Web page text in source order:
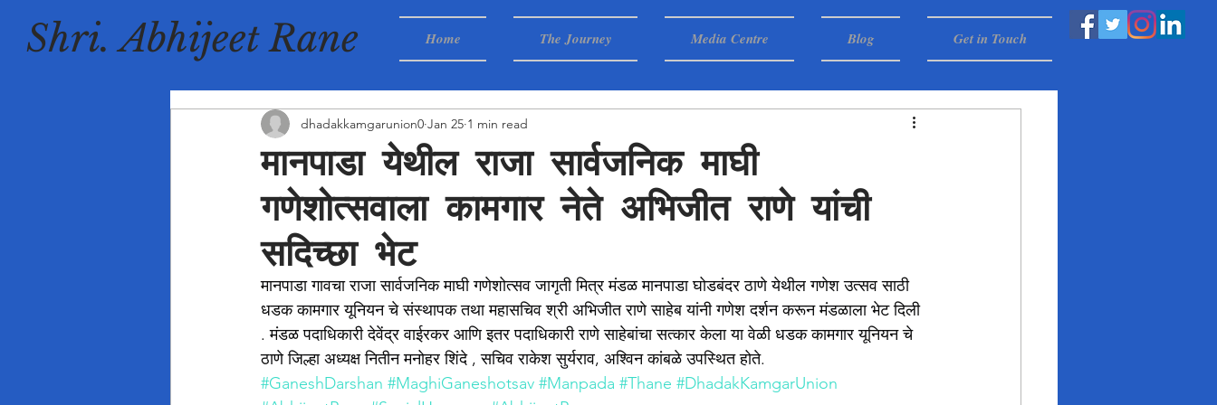
Shri. Abhijeet Rane Home The Journey Media Centre Blog Get in Touch
मानपाडा येथील राजा सार्वजनिक माघी
गणेशोत्सवाला कामगार नेते अभिजीत राणे यांची
सदिच्छा भेट
dhadakkamgarunion0 Jan 25 1 min read
मानपाडा गावचा राजा सार्वजनिक माघी गणेशोत्सव जागृती मित्र मंडळ मानपाडा घोडबंदर ठाणे येथील गणेश उत्सव साठी
धडक कामगार यूनियन चे संस्थापक तथा महासचिव श्री अभिजीत राणे साहेब यांनी गणेश दर्शन करून मंडळाला भेट दिली
. मंडळ पदाधिकारी देवेंद्र वाईरकर आणि इतर पदाधिकारी राणे साहेबांचा सत्कार केला या वेळी धडक कामगार यूनियन चे
ठाणे जिल्हा अध्यक्ष नितीन मनोहर शिंदे , सचिव राकेश सुर्यराव, अश्विन कांबळे उपस्थित होते.
#GaneshDarshan #MaghiGaneshotsav #Manpada #Thane #DhadakKamgarUnion